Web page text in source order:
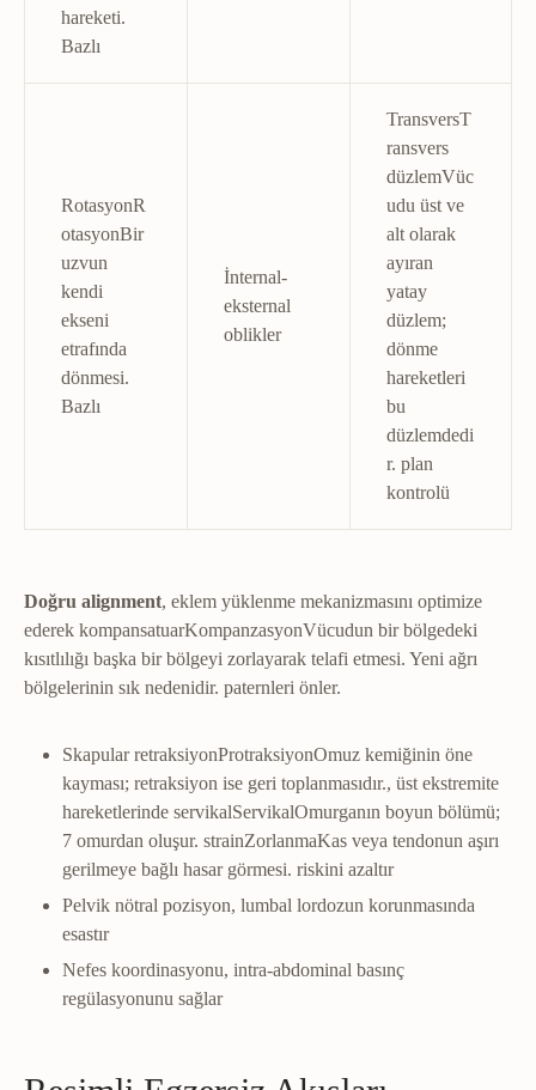
hareketi.
Bazlı
RotasyonR
otasyonBir
uzvun
kendi
ekseni
etrafında
dönmesi.
Bazlı
İnternal-
eksternal
oblikler
TransversT
ransvers
düzlemVüc
udu üst ve
alt olarak
ayıran
yatay
düzlem;
dönme
hareketleri
bu
düzlemdedi
r. plan
kontrolü
Doğru alignment, eklem yüklenme mekanizmasını optimize
ederek kompansatuarKompanzasyonVücudun bir bölgedeki
kısıtlılığı başka bir bölgeyi zorlayarak telafi etmesi. Yeni ağrı
bölgelerinin sık nedenidir. paternleri önler.
SkapularretraksiyonProtraksiyonOmuz kemiğinin öne
kayması; retraksiyon ise geri toplanmasıdır., üst ekstremite
hareketlerinde servikalServikalOmurganın boyun bölümü;
7 omurdan oluşur. strainZorlanmaKas veya tendonun aşırı
gerilmeye bağlı hasar görmesi. riskini azaltır
Pelvik nötral pozisyon, lumbal lordozun korunmasında
esastır
Nefes koordinasyonu, intra-abdominal basınç
regülasyonunu sağlar